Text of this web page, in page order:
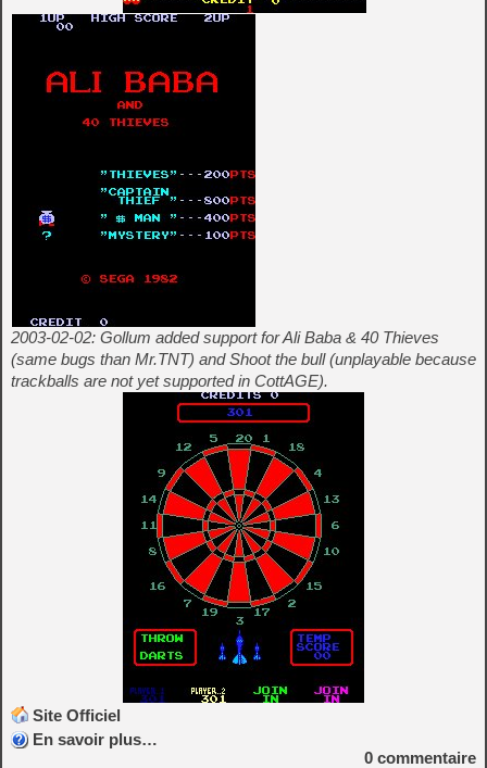
2003-02-02: Gollum added support for Ali Baba & 40 Thieves
(same bugs than Mr.TNT) and Shoot the bull (unplayable because
trackballs are not yet supported in CottAGE).
Site Officiel
En savoir plus…
0 commentaire